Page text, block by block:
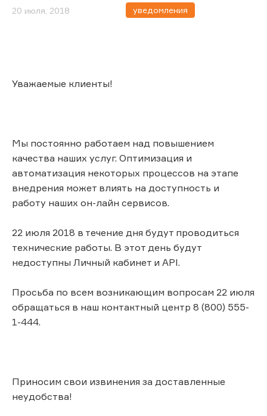
20 июля, 2018 уведомления
Уважаемые клиенты!
Мы постоянно работаем над повышением
качества наших услуг. Оптимизация и
автоматизация некоторых процессов на этапе
внедрения может влиять на доступность и
работу наших он-лайн сервисов.
22 июля 2018 в течение дня будут проводиться
технические работы. В этот день будут
недоступны Личный кабинет и API.
Просьба по всем возникающим вопросам 22 июля
обращаться в наш контактный центр 8 (800) 555-
1-444.
Приносим свои извинения за доставленные
неудобства!